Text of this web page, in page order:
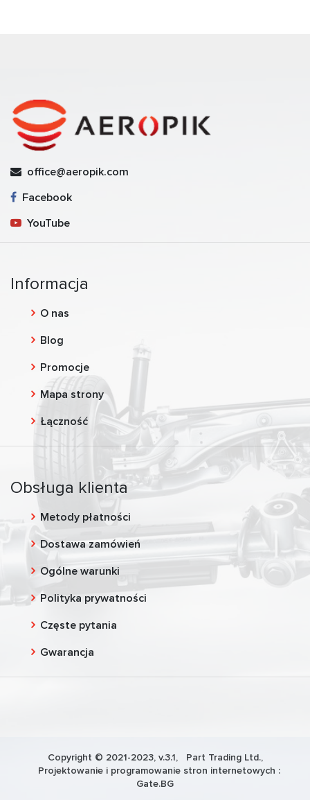
office@aeropik.com
Facebook
YouTube
Informacja
O nas
Blog
Promocje
Mapa strony
Łączność
Obsługa klienta
Metody płatności
Dostawa zamówień
Ogólne warunki
Polityka prywatności
Częste pytania
Gwarancja
Copyright © 2021-2023, v.3.1, Part Trading Ltd.,
Projektowanie i programowanie stron internetowych :
Gate.BG